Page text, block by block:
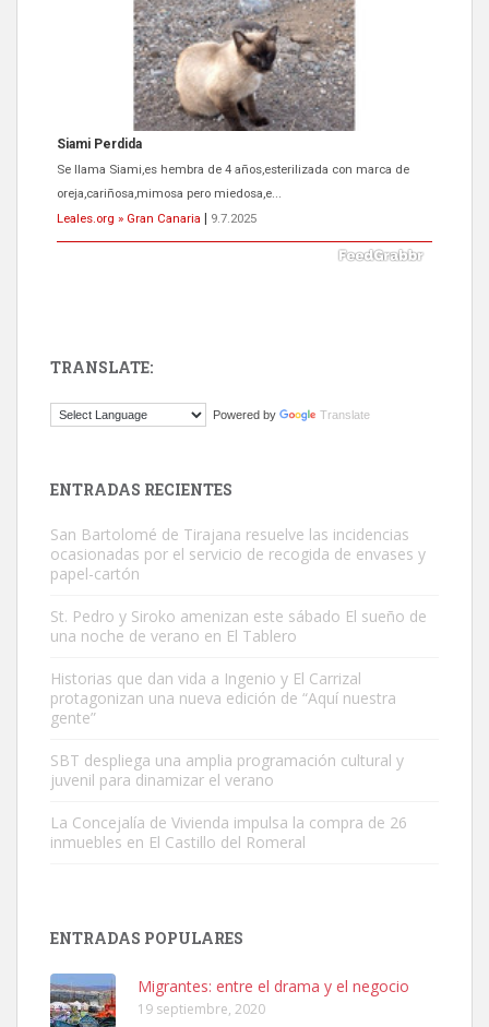
Siami Perdida
Se llama Siami,es hembra de 4 años,esterilizada con marca de
oreja,cariñosa,mimosa pero miedosa,e...
Leales.org » Gran Canaria
9.7.2025
El ayuntamiento se va a llevar a Los Gatos callejeros de la zona los
Este gato macho ha aparecido en la calle hace menos de un mes,
es muy manso y extremadamente cari...
Leales.org » Gran Canaria
Leales.org » Gran Canaria
TRANSLATE:
Powered by Translate
ENTRADAS RECIENTES
San Bartolomé de Tirajana resuelve las incidencias
ocasionadas por el servicio de recogida de envases y
papel-cartón
St. Pedro y Siroko amenizan este sábado El sueño de
una noche de verano en El Tablero
Historias que dan vida a Ingenio y El Carrizal
protagonizan una nueva edición de “Aquí nuestra
gente”
SBT despliega una amplia programación cultural y
juvenil para dinamizar el verano
La Concejalía de Vivienda impulsa la compra de 26
inmuebles en El Castillo del Romeral
ENTRADAS POPULARES
Migrantes: entre el drama y el negocio
19 septiembre, 2020